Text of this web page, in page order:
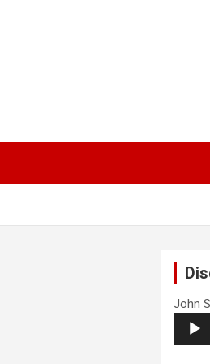
John
Lecteur
audio